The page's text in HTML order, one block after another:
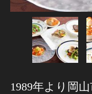
1989年より岡